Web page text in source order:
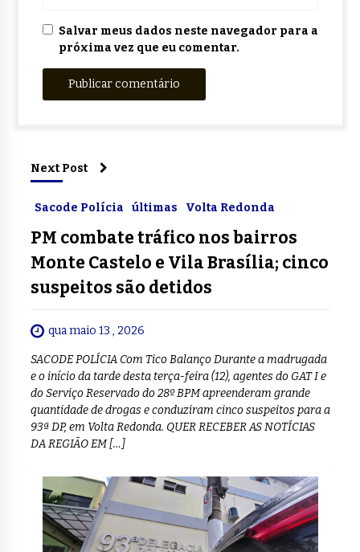
Salvar meus dados neste navegador para a
próxima vez que eu comentar.
Next Post
Sacode Polícia últimas Volta Redonda
PM combate tráfico nos bairros
Monte Castelo e Vila Brasília; cinco
suspeitos são detidos
qua maio 13 , 2026
SACODE POLÍCIA Com Tico Balanço Durante a madrugada
e o início da tarde desta terça-feira (12), agentes do GAT I e
do Serviço Reservado do 28º BPM apreenderam grande
quantidade de drogas e conduziram cinco suspeitos para a
93ª DP, em Volta Redonda. QUER RECEBER AS NOTÍCIAS
DA REGIÃO EM […]